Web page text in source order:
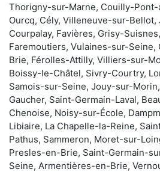
Thorigny-sur-Marne, Couilly-
Ourcq, Cély, Villeneuve-sur-Bellot,
Courpalay, Favières, Grisy-
Faremoutiers, Vulaines-sur-Seine,
Brie, Férolles-Attilly, Villiers-sur-
Boissy-le-Châtel, Sivry-Courtry,
Samois-sur-Seine, Jouy-sur-
Gaucher, Saint-Germain-Laval,
Chenoise, Noisy-sur-École,
Libiaire, La Chapelle-la-Reine,
Pathus, Sammeron, Moret-sur-
Presles-en-Brie, Saint-Germain-
Seine, Armentières-en-Brie,